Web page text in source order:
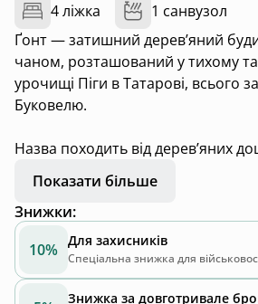
4 ліжка
1 санвузол
Ґонт — затишний дерев’яний
чаном, розташований у тихому
урочищі Піги в Татарові, всього
Буковелю.
Назва походить від дерев’яних
традиційного матеріалу, який у
використовували для покрівлі
символ нашої поваги до ремесла,
природних матеріалів.
На вас чекає:
Показати більше
Знижки:
10% Для захисників
Спеціальна знижка для
Знижка за довготривале